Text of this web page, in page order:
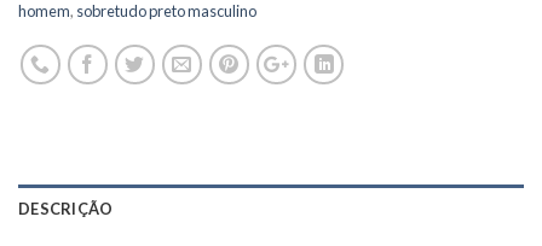
homem, sobretudo preto masculino
DESCRIÇÃO